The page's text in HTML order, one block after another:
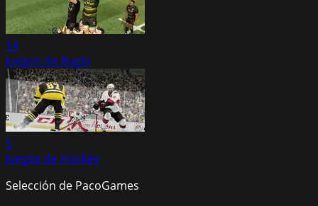
14
Juegos de Rugbi
5
Juegos de Hockey
Selección de PacoGames